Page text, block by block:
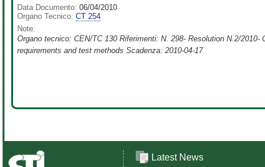
Data Documento: 06/04/2010
Organo Tecnico: CT 254
Note:
Organo tecnico: CEN/TC 130 Riferimenti: N. 298- Resolution N.2/
requirements and test methods Scadenza: 2010-04-17
Latest News